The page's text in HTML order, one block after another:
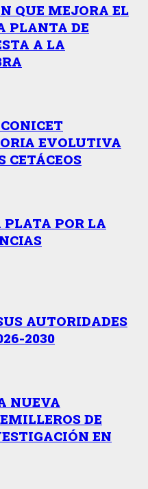
QUE MEJORA EL
PLANTA DE
A LA
EVOLUTIVA
CETÁCEOS
POR LA
AUTORIDADES
2030
NUEVA
DE
EN